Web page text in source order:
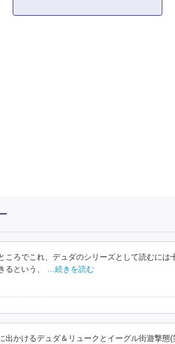
ろでこれ、デュダのシリーズとして読むには
という、
…続きを読む
かけるデュダ＆リュークとイーグル街遊撃態